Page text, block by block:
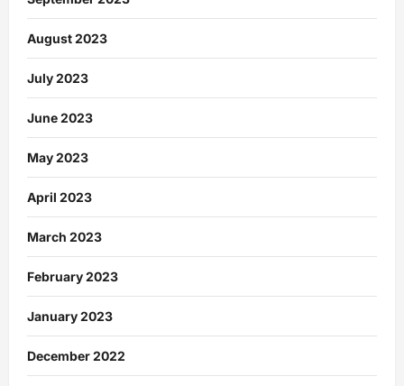
August 2023
July 2023
June 2023
May 2023
April 2023
March 2023
February 2023
January 2023
December 2022